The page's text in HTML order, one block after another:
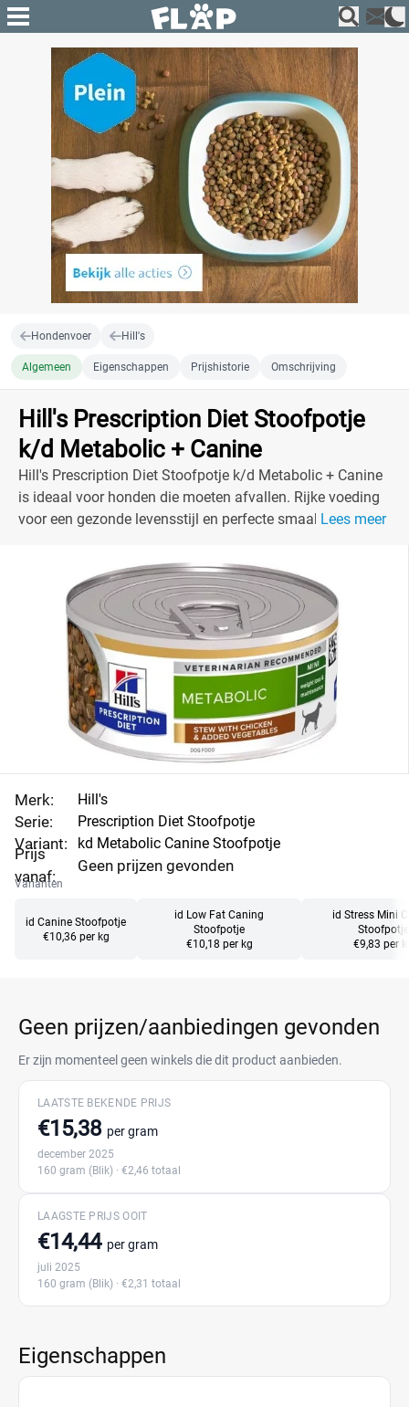
Hondenvoer Hill's
Algemeen Eigenschappen Prijshistorie Omschrijving
Hill's Prescription Diet Stoofpotje
k/d Metabolic + Canine
Hill's Prescription Diet Stoofpotje k/d Metabolic + Canine
is ideaal voor honden die moeten afvallen. Rijke voeding
voor een gezonde levensstijl en perfecte smaak!Lees meer
Merk:
Serie:
Variant:
Prijs
vanaf:
Hill's
Prescription Diet Stoofpotje
kd Metabolic Canine Stoofpotje
Geen prijzen gevonden
Varianten
id Canine Stoofpotje
€10,36 per kg
id Low Fat Caning
Stoofpotje
€10,18 per kg
id Stress Mini
Stoofpotje
€9,83 per
Geen prijzen/aanbiedingen gevonden
Er zijn momenteel geen winkels die dit product aanbieden.
LAATSTE BEKENDE PRIJS
€15,38 per gram
december 2025
160 gram (Blik) · €2,46 totaal
LAAGSTE PRIJS OOIT
€14,44 per gram
juli 2025
160 gram (Blik) · €2,31 totaal
Eigenschappen